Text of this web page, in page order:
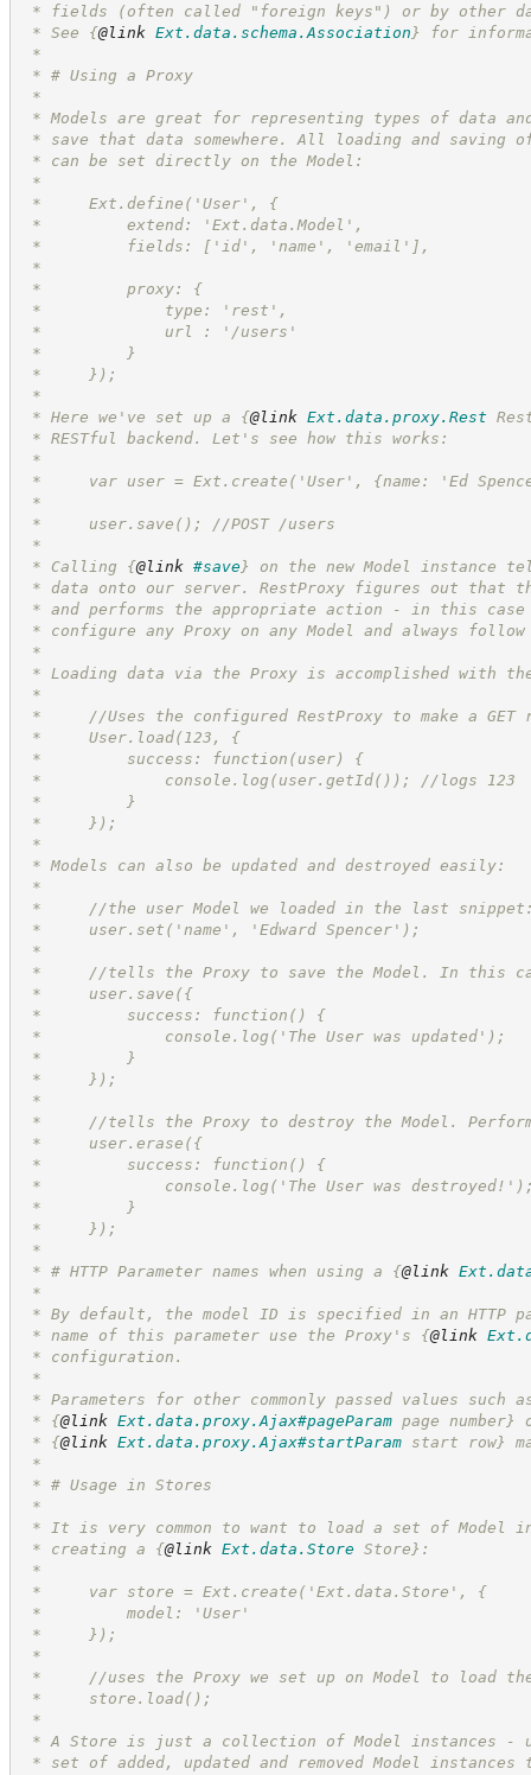
* fields (often called "foreign keys") or by other
* See {@link Ext.data.schema.Association } for
*
* # Using a Proxy
*
* Models are great for representing types of data
* save that data somewhere. All loading and saving
* can be set directly on the Model:
*
*     Ext.define('User', {
*         extend: 'Ext.data.Model',
*         fields: ['id', 'name', 'email'],
*
*         proxy: {
*             type: 'rest',
*             url : '/users'
*         }
*     });
*
* Here we've set up a {@link Ext.data.proxy.Rest
* RESTful backend. Let's see how this works:
*
*     var user = Ext.create('User', {name: 'Ed
*
*     user.save(); //POST /users
*
* Calling {@link #save} on the new Model instance
* data onto our server. RestProxy figures out that
* and performs the appropriate action - in this case
* configure any Proxy on any Model and always
*
* Loading data via the Proxy is accomplished with
*
*     //Uses the configured RestProxy to make a
*     User.load(123, {
*         success: function(user) {
*             console.log(user.getId()); //logs 123
*         }
*     });
*
* Models can also be updated and destroyed easily:
*
*     //the user Model we loaded in the last
*     user.set('name', 'Edward Spencer');
*
*     //tells the Proxy to save the Model. In this
*     user.save({
*         success: function() {
*             console.log('The User was updated');
*         }
*     });
*
*     //tells the Proxy to destroy the Model.
*     user.erase({
*         success: function() {
*             console.log('The User was
*         }
*     });
*
* # HTTP Parameter names when using a {@link
*
* By default, the model ID is specified in an HTTP
* name of this parameter use the Proxy's {@link
* configuration.
*
* Parameters for other commonly passed values such
* {@link Ext.data.proxy.Ajax#pageParam page number}
* {@link Ext.data.proxy.Ajax#startParam start row}
*
* # Usage in Stores
*
* It is very common to want to load a set of Model
* creating a {@link Ext.data.Store Store} :
*
*     var store = Ext.create('Ext.data.Store', {
*         model: 'User'
*     });
*
*     //uses the Proxy we set up on Model to load
*     store.load();
*
* A Store is just a collection of Model instances -
* set of added, updated and removed Model